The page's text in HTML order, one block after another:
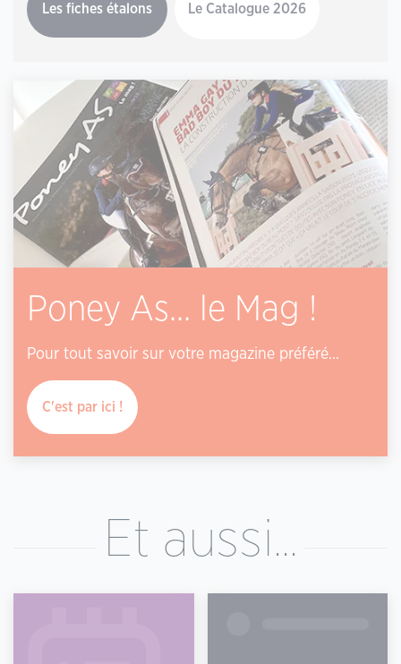
Les fiches étalons Le Catalogue 2026
Poney As... le Mag !
Pour tout savoir sur votre magazine préféré…
C'est par ici !
Et aussi...